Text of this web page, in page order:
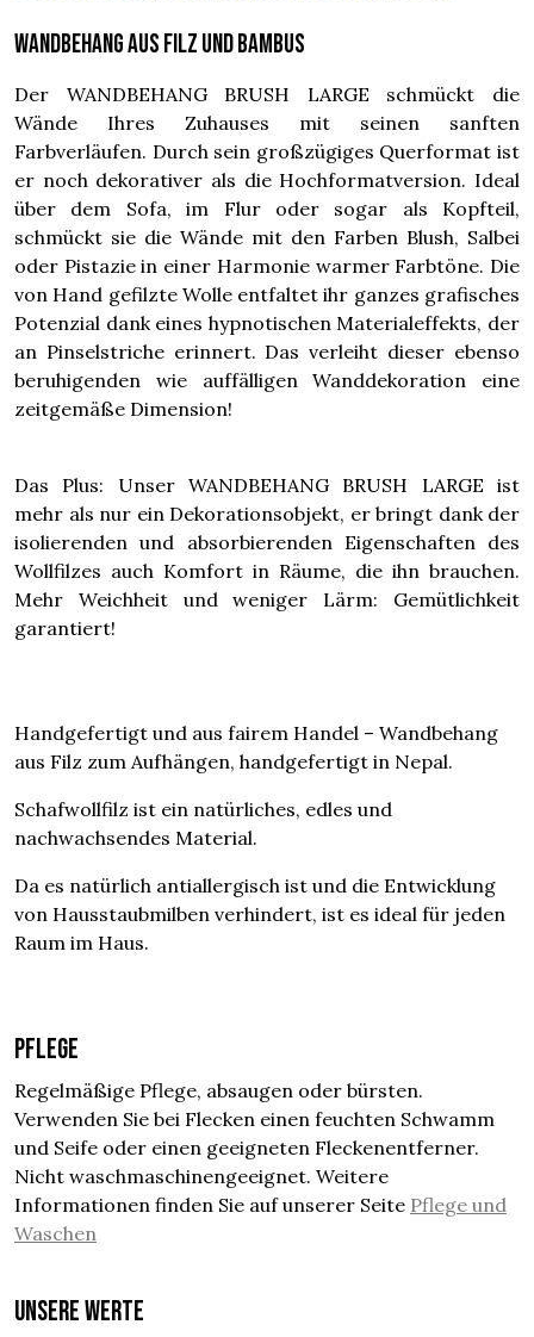
Wandbehang aus Filz und Bambus
Der WANDBEHANG BRUSH LARGE schmückt die
Wände Ihres Zuhauses mit seinen sanften
Farbverläufen. Durch sein großzügiges Querformat ist
er noch dekorativer als die Hochformatversion. Ideal
über dem Sofa, im Flur oder sogar als Kopfteil,
schmückt sie die Wände mit den Farben Blush, Salbei
oder Pistazie in einer Harmonie warmer Farbtöne. Die
von Hand gefilzte Wolle entfaltet ihr ganzes grafisches
Potenzial dank eines hypnotischen Materialeffekts, der
an Pinselstriche erinnert. Das verleiht dieser ebenso
beruhigenden wie auffälligen Wanddekoration eine
zeitgemäße Dimension!
Das Plus: Unser WANDBEHANG BRUSH LARGE ist
mehr als nur ein Dekorationsobjekt, er bringt dank der
isolierenden und absorbierenden Eigenschaften des
Wollfilzes auch Komfort in Räume, die ihn brauchen.
Mehr Weichheit und weniger Lärm: Gemütlichkeit
garantiert!
Handgefertigt und aus fairem Handel – Wandbehang
aus Filz zum Aufhängen, handgefertigt in Nepal.
Schafwollfilz ist ein natürliches, edles und
nachwachsendes Material.
Da es natürlich antiallergisch ist und die Entwicklung
von Hausstaubmilben verhindert, ist es ideal für jeden
Raum im Haus.
Pflege
Regelmäßige Pflege, absaugen oder bürsten.
Verwenden Sie bei Flecken einen feuchten Schwamm
und Seife oder einen geeigneten Fleckenentferner.
Nicht waschmaschinengeeignet. Weitere
Informationen finden Sie auf unserer Seite Pflege und
Waschen
UNSERE WERTE